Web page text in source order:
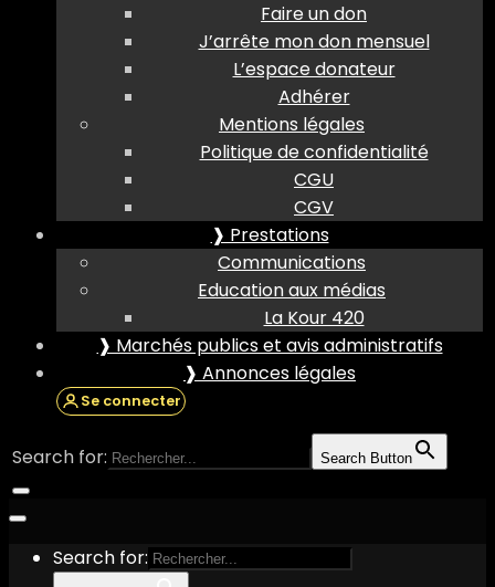
Faire un don
J’arrête mon don mensuel
L’espace donateur
Adhérer
Mentions légales
Politique de confidentialité
CGU
CGV
❱ Prestations
Communications
Education aux médias
La Kour 420
❱ Marchés publics et avis administratifs
❱ Annonces légales
Se connecter
Search for: Search Button
Search for: